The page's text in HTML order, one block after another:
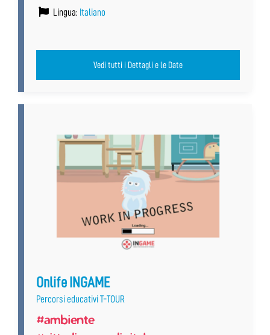
Lingua: Italiano
Vedi tutti i Dettagli e le Date
Onlife INGAME
Percorsi educativi T-TOUR
#ambiente